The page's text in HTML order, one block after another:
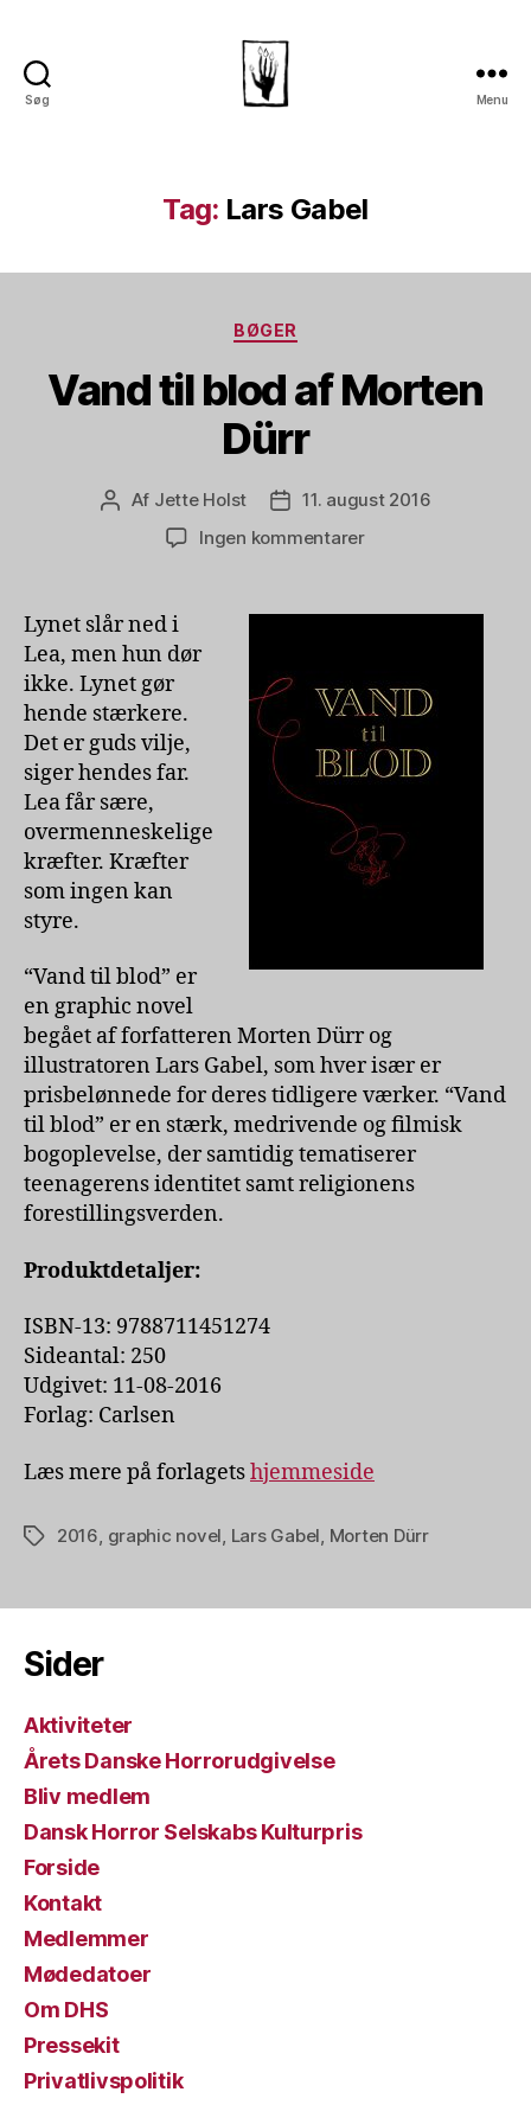
Søg Menu
Tag: Lars Gabel
Kategorier
BØGER
Vand til blod af Morten
Dürr
Indlægsforfatter
Af Jette Holst Indlægsdato
11. august 2016
Ingen kommentarertil
blod
Dürr
Lynet slår ned i
Lea, men hun dør
ikke. Lynet gør
hende stærkere.
Det er guds vilje,
siger hendes far.
Lea får sære,
overmenneskelige
kræfter. Kræfter
som ingen kan
styre.
“Vand til blod” er
en graphic novel
begået af forfatteren Morten Dürr og
illustratoren Lars Gabel, som hver især er
prisbelønnede for deres tidligere værker. “Vand
til blod” er en stærk, medrivende og filmisk
bogoplevelse, der samtidig tematiserer
teenagerens identitet samt religionens
forestillingsverden.
Produktdetaljer:
ISBN-13: 9788711451274
Sideantal: 250
Udgivet: 11-08-2016
Forlag: Carlsen
Læs mere på forlagetshjemmeside
Tags2016 graphic novel Lars Gabel Morten Dürr
Sider
Aktiviteter
Årets Danske Horrorudgivelse
Bliv medlem
Dansk Horror Selskabs Kulturpris
Forside
Kontakt
Medlemmer
Mødedatoer
Om DHS
Pressekit
Privatlivspolitik